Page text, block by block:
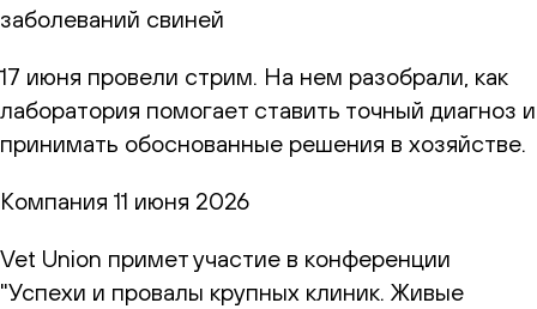
заболеваний свиней
17 июня провели стрим. На нем разобрали, как
лаборатория помогает ставить точный диагноз и
принимать обоснованные решения в хозяйстве.
Компания 11 июня 2026
Vet Union примет участие в конференции
"Успехи и провалы крупных клиник. Живые